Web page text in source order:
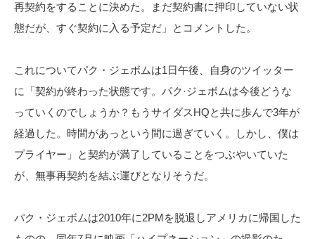
再契約をすることに決めた。まだ契約書に押印していない状
態だが、すぐ契約に入る予定だ」とコメントした。
これについてパク・ジェボムは1日午後、自身のツイッター
に「契約が終わった状態です。パク·ジェボムは今後どうな
っていくのでしょうか？もうサイダスHQと共に歩んで3年が
経過した。時間があっという間に過ぎていく。しかし、僕は
プライヤー」と契約が満了していることをつぶやいていた
が、無事再契約を結ぶ運びとなりそうだ。
パク・ジェボムは2010年に2PMを脱退しアメリカに帰国した